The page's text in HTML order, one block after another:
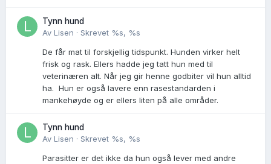
Tynn hund
Av Lisen · Skrevet %s, %s
De får mat til forskjellig tidspunkt. Hunden virker helt
frisk og rask. Ellers hadde jeg tatt hun med til
veterinæren alt. Når jeg gir henne godbiter vil hun alltid
ha. Hun er også lavere enn rasestandarden i
mankehøyde og er ellers liten på alle områder.
Tynn hund
Av Lisen · Skrevet %s, %s
Parasitter er det ikke da hun også lever med andre